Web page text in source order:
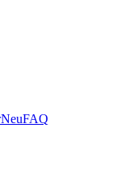
NeuFAQ